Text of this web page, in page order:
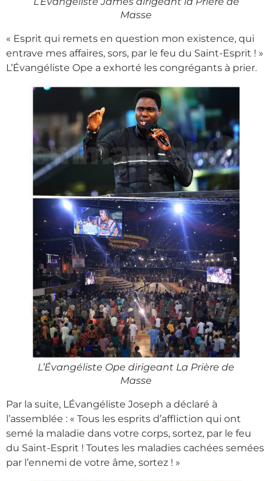
Masse
« Esprit qui remets en question mon existence, qui
entrave mes affaires, sors, par le feu du Saint-Esprit ! »
L’Évangéliste Ope a exhorté les congrégants à prier.
L’Évangéliste Ope dirigeant La Prière de
Masse
Par la suite, LÉvangéliste Joseph a déclaré à
l’assemblée : « Tous les esprits d’affliction qui ont
semé la maladie dans votre corps, sortez, par le feu
du Saint-Esprit ! Toutes les maladies cachées semées
par l’ennemi de votre âme, sortez ! »